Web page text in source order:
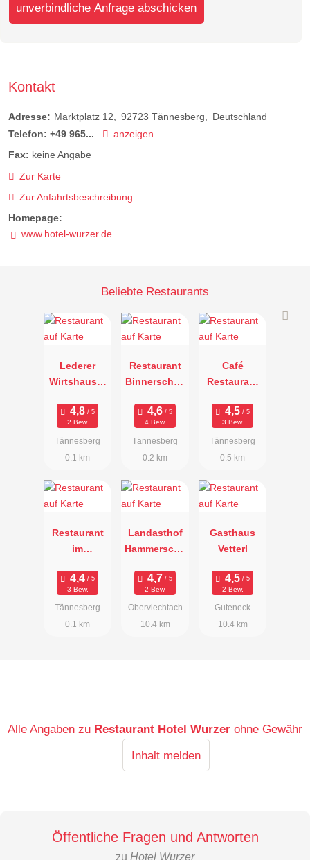
unverbindliche Anfrage abschicken
Kontakt
Adresse: Marktplatz 12 92723 Tännesberg
Deutschland
Telefon: +49 965...
anzeigen
Fax: keine Angabe
Zur Karte
Zur Anfahrtsbeschreibung
Homepage:
www.hotel-wurzer.de
Beliebte Restaurants
Lederer
Wirtshaus &
2 Bew.
Tännesberg
0.1 km
Restaurant
Binnerschrei
4 Bew.
Tännesberg
0.2 km
Café
Restaurant
3 Bew.
Tännesberg
0.5 km
Restaurant
im
zur Post
3 Bew.
Tännesberg
0.1 km
Landasthof
Hammerschä
2 Bew.
Oberviechtach
10.4 km
Gasthaus
Vetterl
2 Bew.
Guteneck
10.4 km
Alle Angaben zu Restaurant Hotel Wurzer ohne Gewähr
Inhalt melden
Öffentliche Fragen und Antworten
zu Hotel Wurzer